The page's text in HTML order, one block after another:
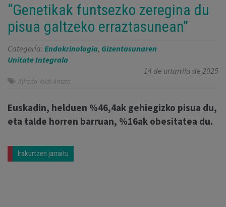
“Genetikak funtsezko zeregina du
pisua galtzeko erraztasunean”
Categoría: Endokrinologia, Gizentasunaren
Unitate Integrala
14 de urtarrila de 2025
Alfredo Yoldi Arrieta
Euskadin, helduen %46,4ak gehiegizko pisua du,
eta talde horren barruan, %16ak obesitatea du.
Irakurtzen jarraitu